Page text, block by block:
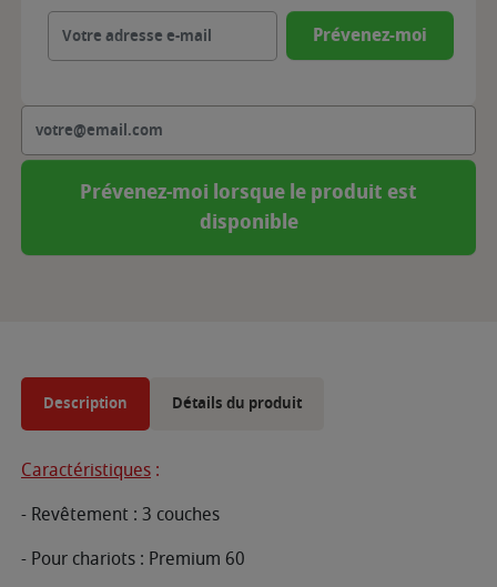
Prévenez-moi
Prévenez-moi lorsque le produit est
disponible
Description Détails du produit
Caractéristiques :
- Revêtement : 3 couches
- Pour chariots : Premium 60